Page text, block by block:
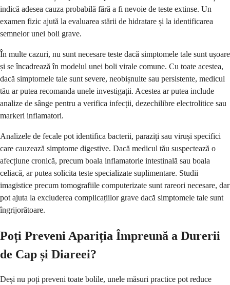
indică adesea cauza probabilă fără a fi nevoie de teste extinse. Un
examen fizic ajută la evaluarea stării de hidratare și la identificarea
semnelor unei boli grave.
În multe cazuri, nu sunt necesare teste dacă simptomele tale sunt ușoare
și se încadrează în modelul unei boli virale comune. Cu toate acestea,
dacă simptomele tale sunt severe, neobișnuite sau persistente, medicul
tău ar putea recomanda unele investigații. Acestea ar putea include
analize de sânge pentru a verifica infecții, dezechilibre electrolitice sau
markeri inflamatori.
Analizele de fecale pot identifica bacterii, paraziți sau viruși specifici
care cauzează simptome digestive. Dacă medicul tău suspectează o
afecțiune cronică, precum boala inflamatorie intestinală sau boala
celiacă, ar putea solicita teste specializate suplimentare. Studii
imagistice precum tomografiile computerizate sunt rareori necesare, dar
pot ajuta la excluderea complicațiilor grave dacă simptomele tale sunt
îngrijorătoare.
Poți Preveni Apariția Împreună a Durerii
de Cap și Diareei?
Deși nu poți preveni toate bolile, unele măsuri practice pot reduce